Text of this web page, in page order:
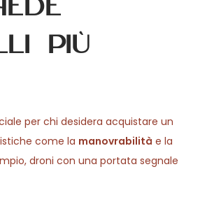
più
per chi desidera acquistare un
come la manovrabilità e la
droni con una portata segnale